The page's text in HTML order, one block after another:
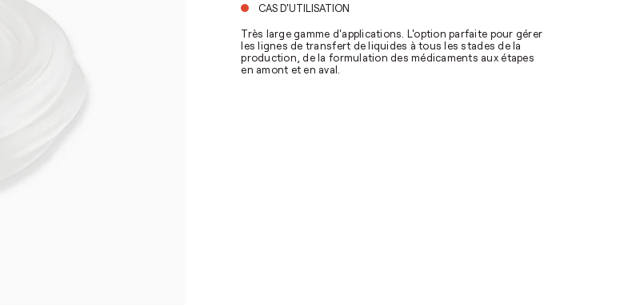
CAS D'UTILISATION
Très large gamme d'applications. L'option parfaite pour gérer
les lignes de transfert de liquides à tous les stades de la
production, de la formulation des médicaments aux étapes
en amont et en aval.